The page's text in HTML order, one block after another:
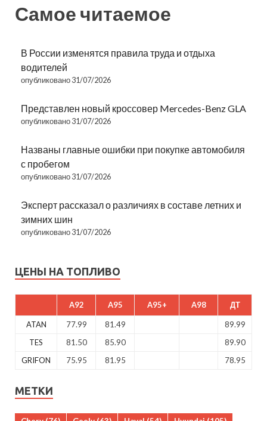
Самое читаемое
В России изменятся правила труда и отдыха
водителей
опубликовано 31/07/2026
Представлен новый кроссовер Mercedes-Benz GLA
опубликовано 31/07/2026
Названы главные ошибки при покупке автомобиля
с пробегом
опубликовано 31/07/2026
Эксперт рассказал о различиях в составе летних и
зимних шин
опубликовано 31/07/2026
ЦЕНЫ НА ТОПЛИВО
A92 A95 A95+ A98 ДТ
ATAN 77.99 81.49
89.99
TES
81.50 85.90
89.90
GRIFON
75.95 81.95 78.95
МЕТКИ